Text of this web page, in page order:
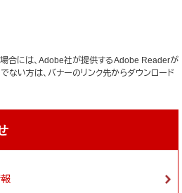
合には、Adobe社が提供するAdobe Readerが
い方は、バナーのリンク先からダウンロード